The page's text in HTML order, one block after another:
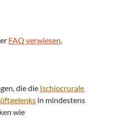
FAQ verwiesen.
die die Ischiocrurale
in mindestens
wie